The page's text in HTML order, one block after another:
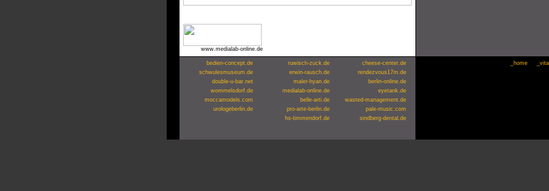
www.medialab-online.de
cheese-center.de
ruwisch-zuck.de
bedien-concept.de
rendezvous17m.de
erwin-rausch.de
schwulesmuseum.de
berlin-online.de
maler-hyan.de
double-u-bar.net
eyetank.de
medialab-online.de
wommelsdorf.de
wasted-management.de
belle-arti.de
moccamodels.com
pale-music.com
pro-arte-berlin.de
urologeberlin.de
sindberg-dental.de
hs-timmendorf.de
_home